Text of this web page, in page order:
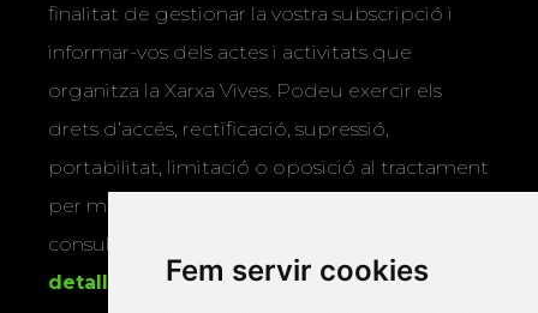
Fem servir cookies
finalitat de gestionar la vostra subscripció i
informar-vos dels actes i activitats que
organitza la Xarxa Vives. Podeu exercir els
drets d’accés, rectificació, supressió,
portabilitat, limitació o oposició al tractament
per mitjans físics o electrònics. Podeu
consultar la
detallada sobre protecció de dades.